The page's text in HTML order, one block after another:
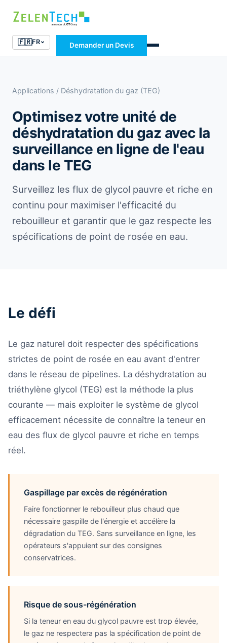
🇫🇷FR Demander un Devis
Applications / Déshydratation du gaz (TEG)
Optimisez votre unité de
déshydratation du gaz avec la
surveillance en ligne de l'eau
dans le TEG
Surveillez les flux de glycol pauvre et riche en
continu pour maximiser l'efficacité du
rebouilleur et garantir que le gaz respecte les
spécifications de point de rosée en eau.
Le défi
Le gaz naturel doit respecter des spécifications
strictes de point de rosée en eau avant d'entrer
dans le réseau de pipelines. La déshydratation au
triéthylène glycol (TEG) est la méthode la plus
courante — mais exploiter le système de glycol
efficacement nécessite de connaître la teneur en
eau des flux de glycol pauvre et riche en temps
réel.
Gaspillage par excès de régénération
Faire fonctionner le rebouilleur plus chaud que
nécessaire gaspille de l'énergie et accélère la
dégradation du TEG. Sans surveillance en ligne, les
opérateurs s'appuient sur des consignes
conservatrices.
Risque de sous-régénération
Si la teneur en eau du glycol pauvre est trop élevée,
le gaz ne respectera pas la spécification de point de